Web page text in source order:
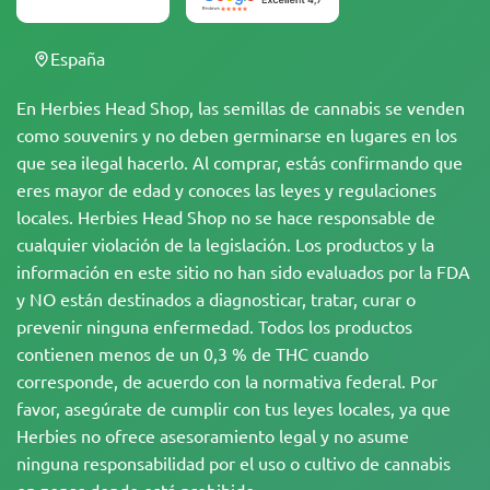
En Herbies Head Shop, las semillas de cannabis se venden
como souvenirs y no deben germinarse en lugares en los
que sea ilegal hacerlo. Al comprar, estás confirmando que
eres mayor de edad y conoces las leyes y regulaciones
locales. Herbies Head Shop no se hace responsable de
cualquier violación de la legislación. Los productos y la
información en este sitio no han sido evaluados por la FDA
y NO están destinados a diagnosticar, tratar, curar o
prevenir ninguna enfermedad. Todos los productos
contienen menos de un 0,3 % de THC cuando
corresponde, de acuerdo con la normativa federal. Por
favor, asegúrate de cumplir con tus leyes locales, ya que
Herbies no ofrece asesoramiento legal y no asume
ninguna responsabilidad por el uso o cultivo de cannabis
España